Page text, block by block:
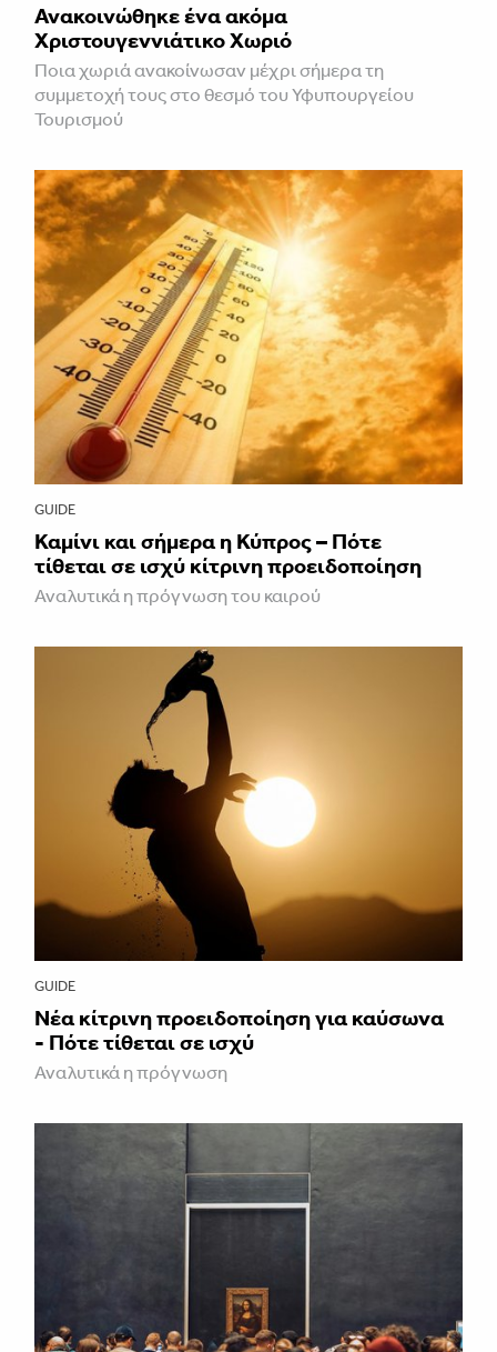
Ανακοινώθηκε ένα ακόμα
Χριστουγεννιάτικο Χωριό
Ποια χωριά ανακοίνωσαν μέχρι σήμερα τη
συμμετοχή τους στο θεσμό του Υφυπουργείου
Τουρισμού
GUIDE
Καμίνι και σήμερα η Κύπρος – Πότε
τίθεται σε ισχύ κίτρινη προειδοποίηση
Αναλυτικά η πρόγνωση του καιρού
GUIDE
Νέα κίτρινη προειδοποίηση για καύσωνα
- Πότε τίθεται σε ισχύ
Αναλυτικά η πρόγνωση